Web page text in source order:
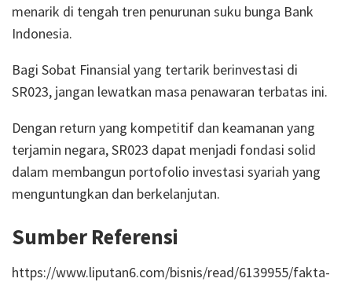
menarik di tengah tren penurunan suku bunga Bank
Indonesia.
Bagi Sobat Finansial yang tertarik berinvestasi di
SR023, jangan lewatkan masa penawaran terbatas ini.
Dengan return yang kompetitif dan keamanan yang
terjamin negara, SR023 dapat menjadi fondasi solid
dalam membangun portofolio investasi syariah yang
menguntungkan dan berkelanjutan.
Sumber Referensi
https://www.liputan6.com/bisnis/read/6139955/fakta-